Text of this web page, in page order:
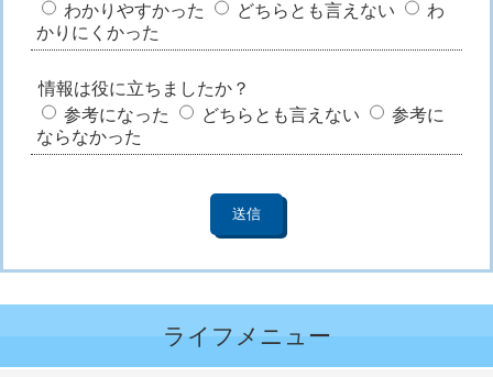
わかりやすかった
どちらとも言えない
わ
かりにくかった
情報は役に立ちましたか？
参考になった
どちらとも言えない
参考に
ならなかった
ライフメニュー